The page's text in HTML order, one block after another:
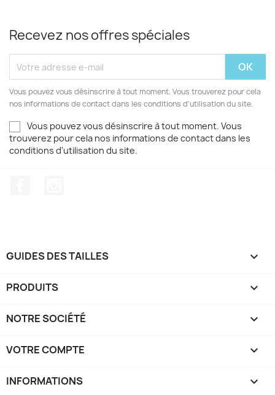
Recevez nos offres spéciales
Vous pouvez vous désinscrire à tout moment. Vous trouverez pour cela
nos informations de contact dans les conditions d'utilisation du site.
Vous pouvez vous désinscrire à tout moment. Vous
trouverez pour cela nos informations de contact dans les
conditions d'utilisation du site.
GUIDES DES TAILLES 
PRODUITS 
NOTRE SOCIÉTÉ 
VOTRE COMPTE 
INFORMATIONS keyboard_arrow_down